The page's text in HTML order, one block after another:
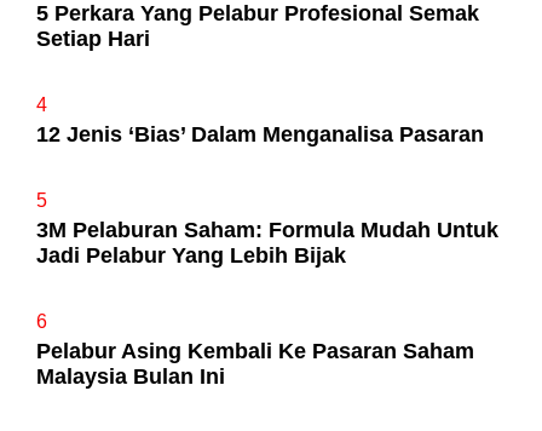
5 Perkara Yang Pelabur Profesional Semak
Setiap Hari
4
12 Jenis ‘Bias’ Dalam Menganalisa Pasaran
5
3M Pelaburan Saham: Formula Mudah Untuk
Jadi Pelabur Yang Lebih Bijak
6
Pelabur Asing Kembali Ke Pasaran Saham
Malaysia Bulan Ini